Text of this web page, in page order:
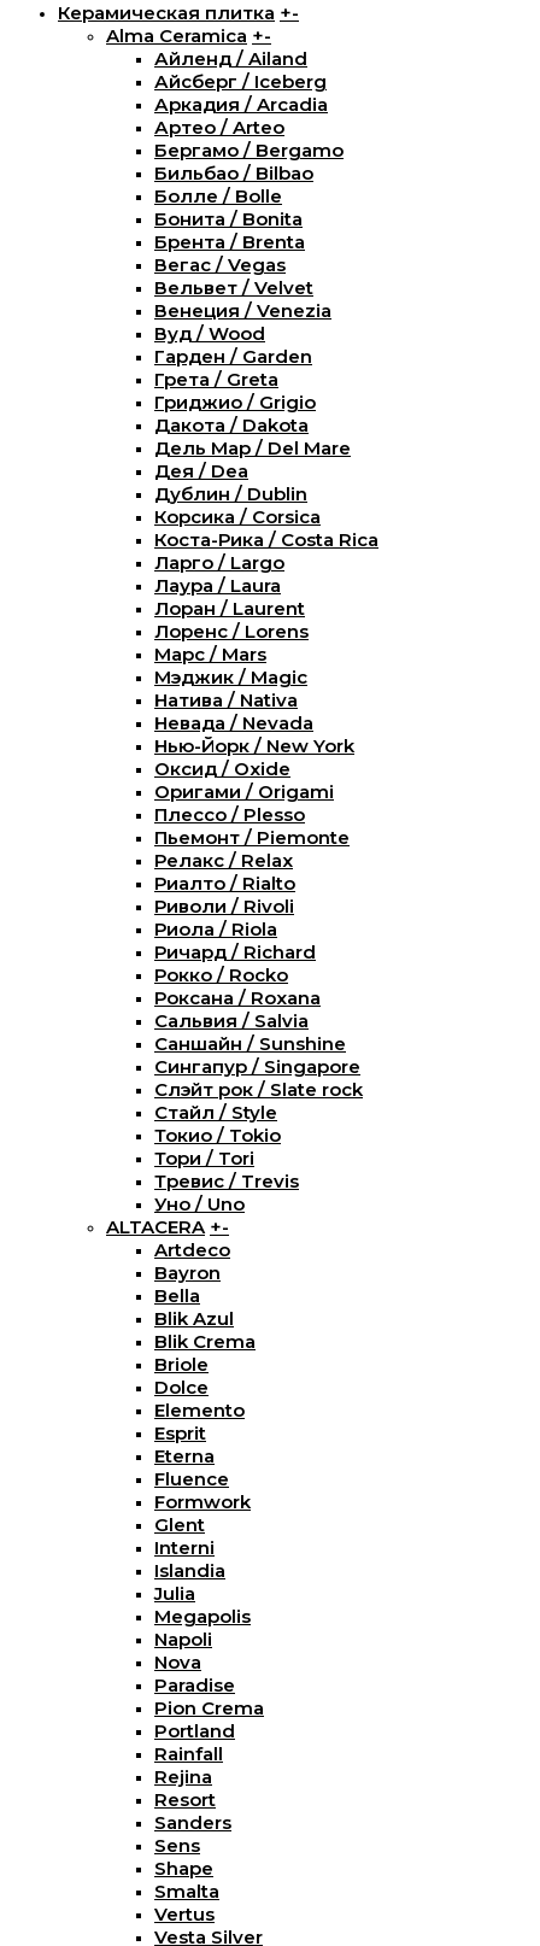
Керамическая плитка +-
Alma Ceramica +-
Айленд / Ailand
Айсберг / Iceberg
Аркадия / Arcadia
Артео / Arteo
Бергамо / Bergamo
Бильбао / Bilbao
Болле / Bolle
Бонита / Bonita
Брента / Brenta
Вегас / Vegas
Вельвет / Velvet
Венеция / Venezia
Вуд / Wood
Гарден / Garden
Грета / Greta
Гриджио / Grigio
Дакота / Dakota
Дель Мар / Del Mare
Дея / Dea
Дублин / Dublin
Корсика / Corsica
Коста-Рика / Costa Rica
Ларго / Largo
Лаура / Laura
Лоран / Laurent
Лоренс / Lorens
Марс / Mars
Мэджик / Magic
Натива / Nativa
Невада / Nevada
Нью-Йорк / New York
Оксид / Oxide
Оригами / Origami
Плессо / Plesso
Пьемонт / Piemonte
Релакс / Relax
Риалто / Rialto
Риволи / Rivoli
Риола / Riola
Ричард / Richard
Рокко / Rocko
Роксана / Roxana
Сальвия / Salvia
Саншайн / Sunshine
Сингапур / Singapore
Слэйт рок / Slate rock
Стайл / Style
Токио / Tokio
Тори / Tori
Тревис / Trevis
Уно / Uno
ALTACERA +-
Artdeco
Bayron
Bella
Blik Azul
Blik Crema
Briole
Dolce
Elemento
Esprit
Eterna
Fluence
Formwork
Glent
Interni
Islandia
Julia
Megapolis
Napoli
Nova
Paradise
Pion Crema
Portland
Rainfall
Rejina
Resort
Sanders
Sens
Shape
Smalta
Vertus
Vesta Silver